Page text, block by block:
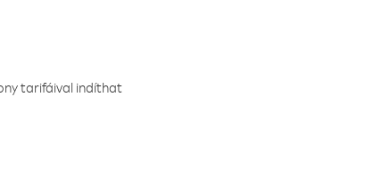
tarifáival indíthat